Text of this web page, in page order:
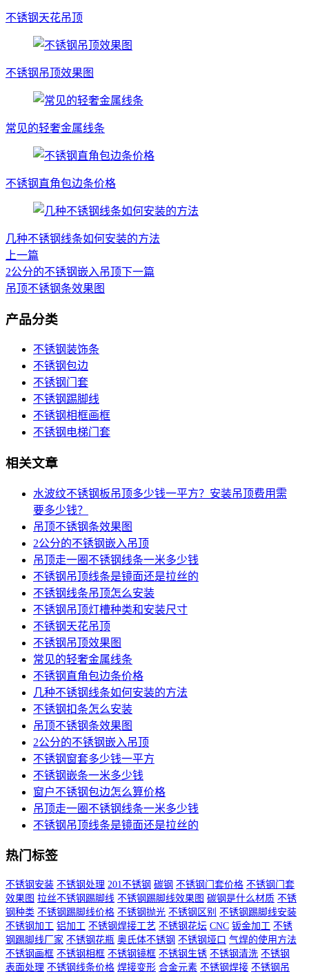
不锈钢天花吊顶
不锈钢吊顶效果图
常见的轻奢金属线条
不锈钢直角包边条价格
几种不锈钢线条如何安装的方法
上一篇
2公分的不锈钢嵌入吊顶下一篇
吊顶不锈钢条效果图
产品分类
不锈钢装饰条
不锈钢包边
不锈钢门套
不锈钢踢脚线
不锈钢相框画框
不锈钢电梯门套
相关文章
水波纹不锈钢板吊顶多少钱一平方？安装吊顶费用需
要多少钱？
吊顶不锈钢条效果图
2公分的不锈钢嵌入吊顶
吊顶走一圈不锈钢线条一米多少钱
不锈钢吊顶线条是镜面还是拉丝的
不锈钢线条吊顶怎么安装
不锈钢吊顶灯槽种类和安装尺寸
不锈钢天花吊顶
不锈钢吊顶效果图
常见的轻奢金属线条
不锈钢直角包边条价格
几种不锈钢线条如何安装的方法
不锈钢扣条怎么安装
吊顶不锈钢条效果图
2公分的不锈钢嵌入吊顶
不锈钢窗套多少钱一平方
不锈钢嵌条一米多少钱
窗户不锈钢包边怎么算价格
吊顶走一圈不锈钢线条一米多少钱
不锈钢吊顶线条是镜面还是拉丝的
热门标签
不锈钢安装 不锈钢处理 201不锈钢 碳钢 不锈钢门套价格 不锈钢门套
效果图 拉丝不锈钢踢脚线 不锈钢踢脚线效果图 碳钢是什么材质 不锈
钢种类 不锈钢踢脚线价格 不锈钢抛光 不锈钢区别 不锈钢踢脚线安装
不锈钢加工 铝加工 不锈钢焊接工艺 不锈钢花坛 CNC 钣金加工 不锈
钢踢脚线厂家 不锈钢花瓶 奥氏体不锈钢 不锈钢垭口 气焊的使用方法
不锈钢画框 不锈钢相框 不锈钢镜框 不锈钢生锈 不锈钢清洗 不锈钢
表面处理 不锈钢线条价格 焊接变形 合金元素 不锈钢焊接 不锈钢吊